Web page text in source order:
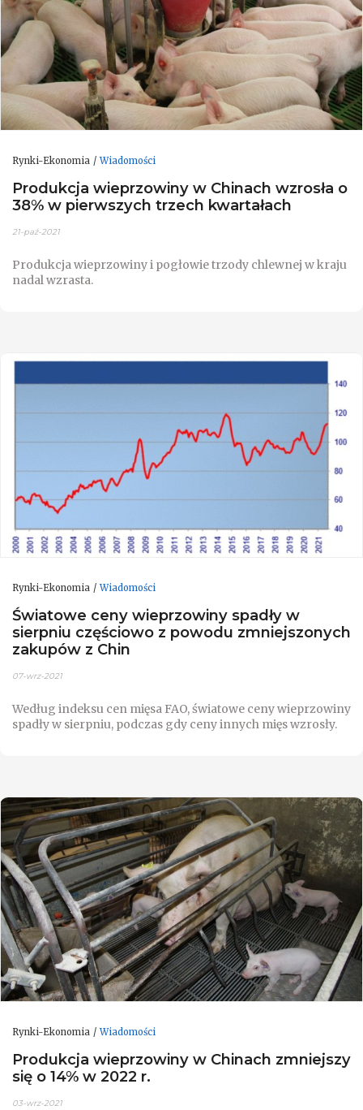
Rynki-Ekonomia Wiadomości
Produkcja wieprzowiny w Chinach wzrosła o
38% w pierwszych trzech kwartałach
21-paź-2021
Produkcja wieprzowiny i pogłowie trzody chlewnej w kraju
nadal wzrasta.
Rynki-Ekonomia Wiadomości
Światowe ceny wieprzowiny spadły w
sierpniu częściowo z powodu zmniejszonych
zakupów z Chin
07-wrz-2021
Według indeksu cen mięsa FAO, światowe ceny wieprzowiny
spadły w sierpniu, podczas gdy ceny innych mięs wzrosły.
Rynki-Ekonomia Wiadomości
Produkcja wieprzowiny w Chinach zmniejszy
się o 14% w 2022 r.
03-wrz-2021